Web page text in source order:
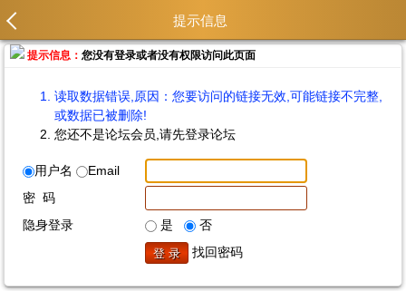
提示信息
提示信息：您没有登录或者没有权限访问此页面
读取数据错误,原因：您要访问的链接无效,可能链接不完整,
或数据已被删除!
您还不是论坛会员,请先登录论坛
用户名
Email
密 码
隐身登录
是
否
找回密码